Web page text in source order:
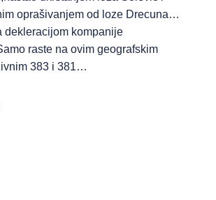
oprašivanjem od loze Drecuna…
dekleracijom kompanije
raste na ovim geografskim
383 i 381…